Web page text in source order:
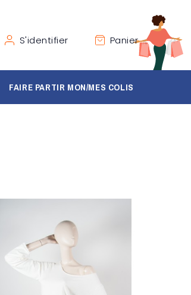
S'identifier Panier
FAIRE PARTIR MON/MES COLIS